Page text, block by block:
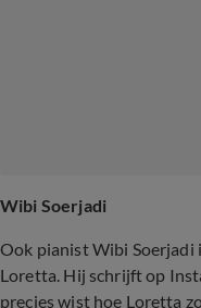
Wibi Soerjadi
Ook pianist Wibi Soerjadi
Loretta. Hij schrijft op
precies wist hoe Loretta